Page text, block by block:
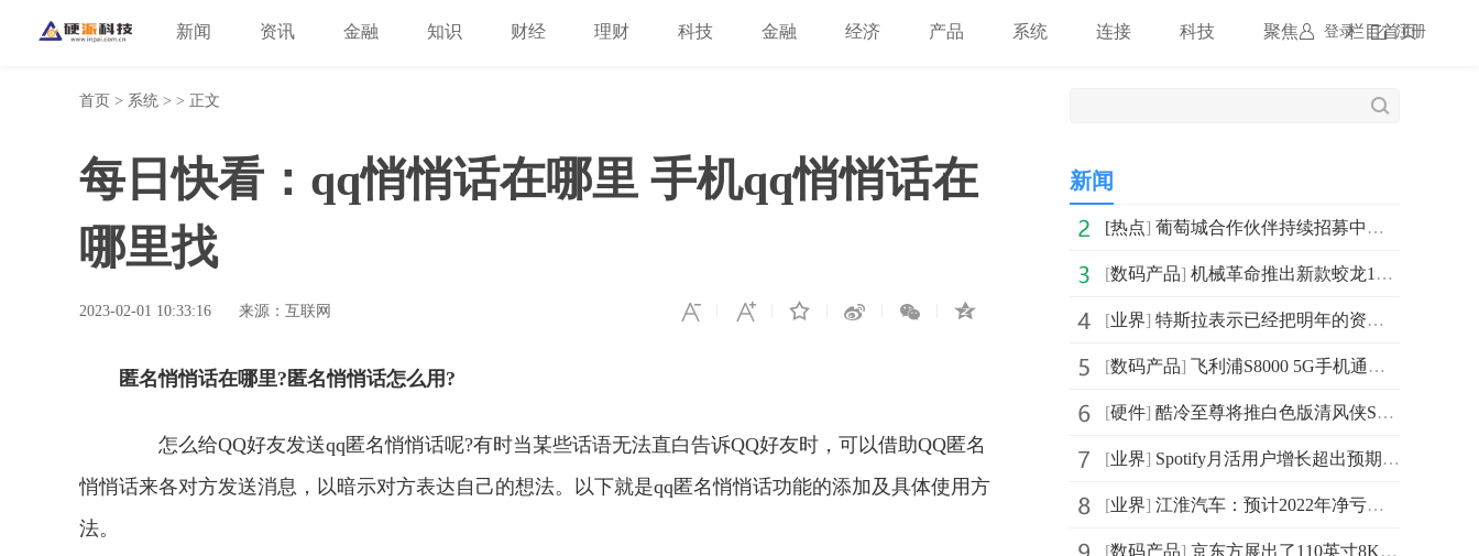
登录 注册
新闻 资讯 金融 知识 财经 理财 科技 金融 经济 产品 系统 连接 科技 聚焦 栏目首页
首页 > 系统 > > 正文
每日快看：qq悄悄话在哪里 手机qq悄悄话在
哪里找
2023-02-01 10:33:16 来源：互联网
匿名悄悄话在哪里?匿名悄悄话怎么用?
怎么给QQ好友发送qq匿名悄悄话呢?有时当某些话语无法直白告诉QQ好友时，可以借助QQ匿名
悄悄话来各对方发送消息，以暗示对方表达自己的想法。以下就是qq匿名悄悄话功能的添加及具体使用方
法。
新闻
[热点] 葡萄城合作伙伴持续招募中，生态共建深度赋能软件行业
[数码产品] 机械革命推出新款蛟龙16K笔记本 搭载R7 7735H处理器
[业界] 特斯拉表示已经把明年的资本支出计划增加了10亿美元
[数码产品] 飞利浦S8000 5G手机通过3C认证 不带电源适配器销售
[硬件] 酷冷至尊将推白色版清风侠S400机箱 主打静音体验
[业界] Spotify月活用户增长超出预期 预测下一季度的听众数量将
[业界] 江淮汽车：预计2022年净亏损14.37亿元 与上年同期相比将
[数码产品] 京东方展出了110英寸8K裸眼3D显示产品 刷新率达120Hz